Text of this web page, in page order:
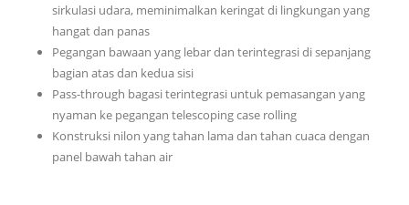
sirkulasi udara, meminimalkan keringat di lingkungan yang
hangat dan panas
Pegangan bawaan yang lebar dan terintegrasi di sepanjang
bagian atas dan kedua sisi
Pass-through bagasi terintegrasi untuk pemasangan yang
nyaman ke pegangan telescoping case rolling
Konstruksi nilon yang tahan lama dan tahan cuaca dengan
panel bawah tahan air